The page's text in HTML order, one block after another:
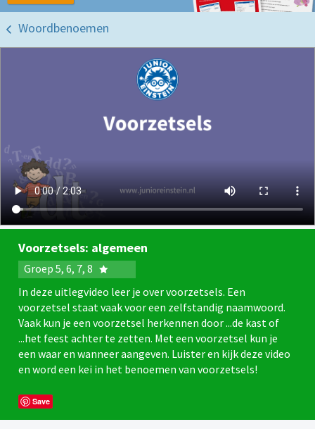
Woordbenoemen
Voorzetsels: algemeen
Groep 5, 6, 7, 8
In deze uitlegvideo leer je over voorzetsels. Een
voorzetsel staat vaak voor een zelfstandig naamwoord.
Vaak kun je een voorzetsel herkennen door ...de kast of
...het feest achter te zetten. Met een voorzetsel kun je
een waar en wanneer aangeven. Luister en kijk deze video
en word een kei in het benoemen van voorzetsels!
Save